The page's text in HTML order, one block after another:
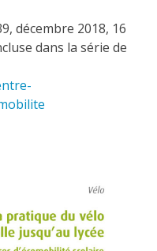
décembre 2018, 16
dans la série de